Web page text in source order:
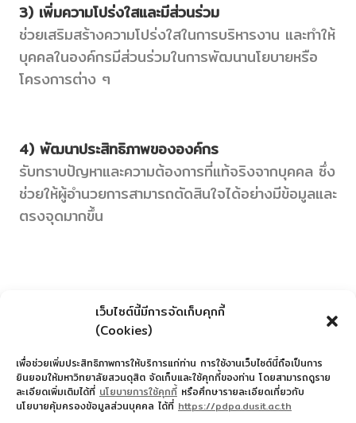
เว็บไซต์นี้มีการจัดเก็บคุกกี้
(Cookies)
เพื่อช่วยเพิ่มประสิทธิภาพการให้บริการแก่ท่าน การใช้งานเว็บไซต์นี้ถือเป็นการ
ยินยอมให้มหาวิทยาลัยสวนดุสิต จัดเก็บและใช้คุกกี้ของท่าน โดยสามารถดูราย
ละเอียดเพิ่มเติมได้ที่ นโยบายการใช้คุกกี้ หรือศึกษารายละเอียดเกี่ยวกับ
นโยบายคุ้มครองข้อมูลส่วนบุคคล ได้ที่ https://pdpa.dusit.ac.th
3) เพิ่มความโปร่งใสและมีส่วนร่วม
ช่วยเสริมสร้างความโปร่งใสในการบริหารงาน และทำให้
บุคคลในองค์กรมีส่วนร่วมในการพัฒนานโยบายหรือ
โครงการต่าง ๆ
4) พัฒนาประสิทธิภาพขององค์กร
รับทราบปัญหาและความต้องการที่แท้จริงจากบุคคล ซึ่ง
ช่วยให้ผู้อำนวยการสามารถตัดสินใจได้อย่างมีข้อมูลและ
ตรงจุดมากขึ้น
ติดต่อผู้อำนวยการ